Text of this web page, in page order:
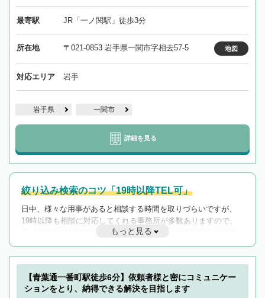
最寄駅 JR「一ノ関駅」徒歩3分
所在地 〒021-0853 岩手県一関市字相去57-5 地図
対応エリア 岩手
岩手県 一関市
詳細を見る
絞り込み検索のコツ「19時以降TEL可」
日中、様々な用事があると相談する時間を取りづらいですが、
19時以降も相談に対応してくれる事務所が多数ありますので、
遅い時間の相談が増えそうな場合はそのような事務所に絞り込
んで検索してみましょう。
19時以降TEL可の条件
を加えて再検索
もっと見る
【青葉通一番町駅徒歩6分】依頼者様と密にコミュニケー
ションをとり、納得できる解決を目指します